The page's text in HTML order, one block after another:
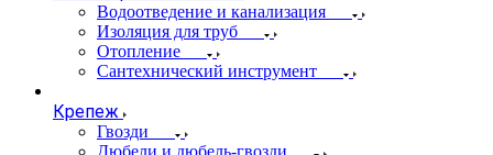
Водоотведение и канализация
Изоляция для труб
Отопление
Сантехнический инструмент
Крепеж
Гвозди
Дюбели и дюбель-гвозди